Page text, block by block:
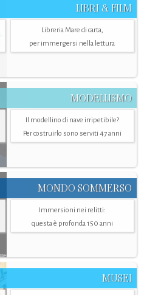
LIBRI & FILM
Libreria Mare di carta,
per immergersi nella lettura
MODELLISMO
Il modellino di nave irripetibile?
Per costruirlo sono serviti 47 anni
MONDO SOMMERSO
Immersioni nei relitti:
questa è profonda 150 anni
MUSEI